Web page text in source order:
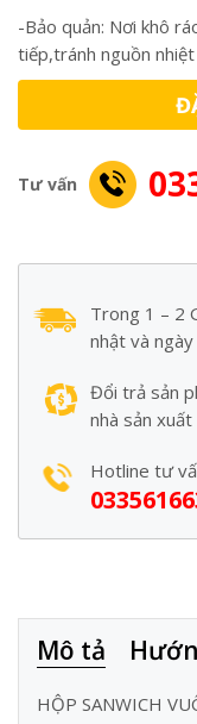
-Bảo quản: Nơi khô
tiếp,tránh nguồn
Tư vấn
Trong 1 – 2
nhật và ngày
Đổi trả sản
nhà sản xuất
Hotline tư
Mô tả
HỘP SANWICH